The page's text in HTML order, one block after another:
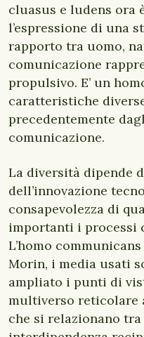
cluasus e ludens ora
l’espressione di una
rapporto tra uomo,
comunicazione
propulsivo. E’ un
caratteristiche
precedentemente
comunicazione.
La diversità dipende
dell’innovazione
consapevolezza di
importanti i processi
L’homo communicans
Morin, i media usati
ampliato i punti di
multiverso
che si relazionano